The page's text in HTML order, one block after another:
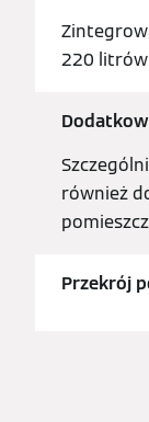
220 litrów
również
Przekrój